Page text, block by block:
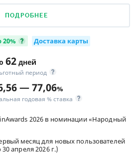
ПОДРОБНЕЕ
Доставка карты
62 дней
период
— 77,06%
годовая % ставка
2026 в номинации «Народный
месяц для новых пользователей
апреля 2026 г.)